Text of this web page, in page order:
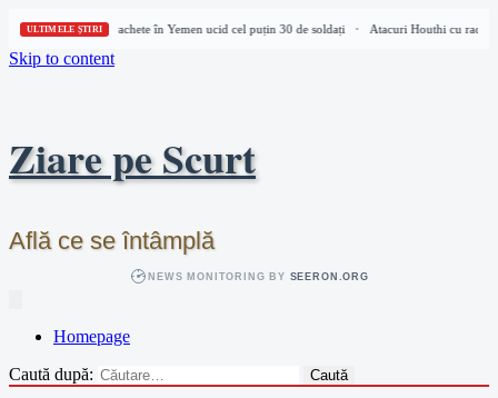
ULTIMELE ȘTIRI
Atacuri Houthi cu rachete în Yemen ucid cel puțin 30 de soldați Atacuri Houthi cu
Skip to content
Ziare pe Scurt
Află ce se întâmplă
NEWS MONITORING BY SEERON.ORG
Homepage
Caută după: